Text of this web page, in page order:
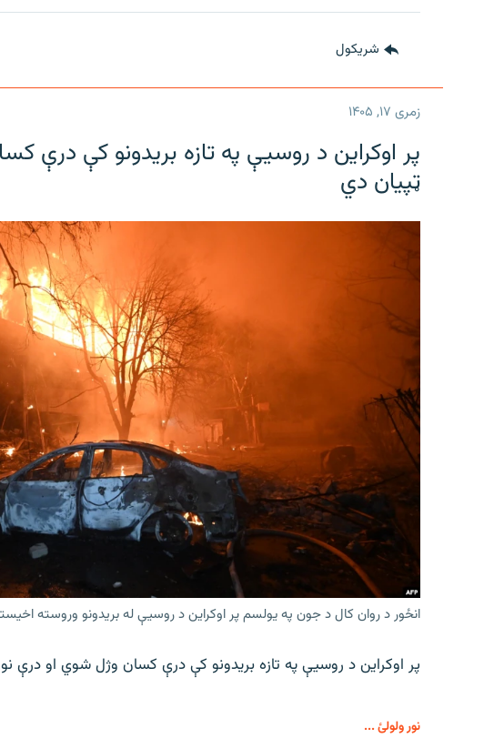
شريکول
زمری ۱۷, ۱۴۰۵
پر اوکراین د روسیې په تازه بریدونو کې درې
ټپیان دي
انځور د روان کال د جون په یولسم پر اوکراین د روسیې له بریدونو وروسته
پر اوکراین د روسیې په تازه بریدونو کې درې کسان وژل شوي او درې
نور ولولئ ...